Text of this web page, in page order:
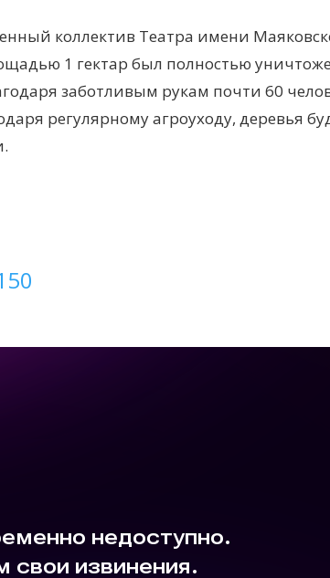
коллектив Театра имени
1 гектар был полностью
заботливым рукам почти 60
регулярному агроуходу, деревья